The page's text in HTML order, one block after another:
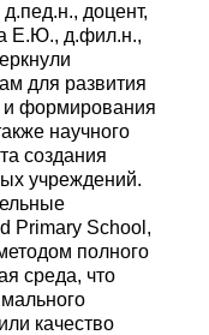
доцент,
Е.Ю., д.фил.н.,
для развития
и формирования
научного
создания
учреждений.
Primary School,
полного
среда, что
качество